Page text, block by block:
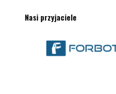
Nasi przyjaciele